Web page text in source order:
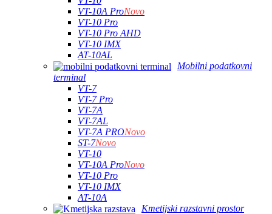
VT-10A ProNovo
VT-10 Pro
VT-10 Pro AHD
VT-10 IMX
AT-10AL
Mobilni podatkovni
terminal
VT-7
VT-7 Pro
VT-7A
VT-7AL
VT-7A PRONovo
ST-7Novo
VT-10
VT-10A ProNovo
VT-10 Pro
VT-10 IMX
AT-10A
Kmetijski razstavni prostor